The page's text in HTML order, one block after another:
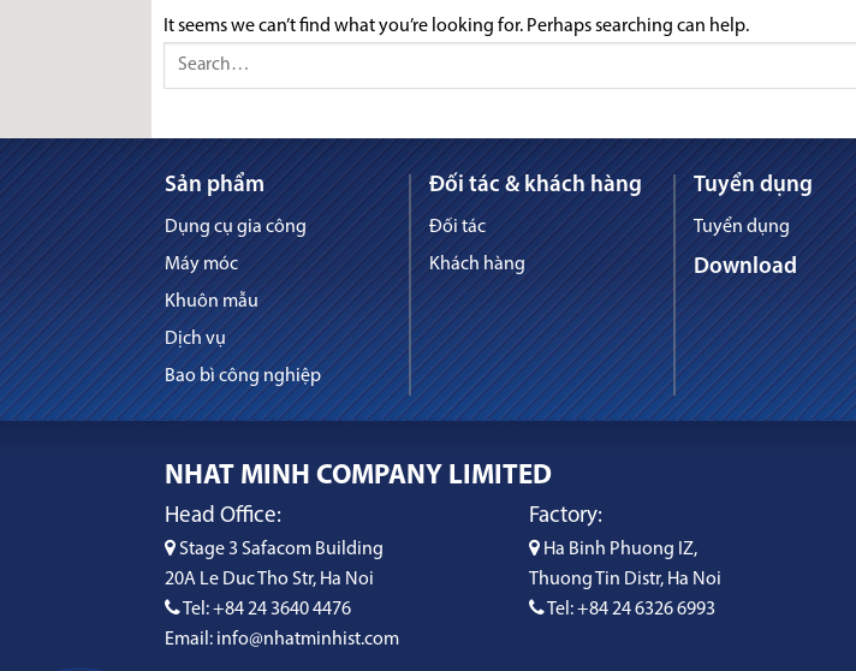
It seems we can’t find what you’re looking for. Perhaps searching can help.
Sản phẩm
Dụng cụ gia công
Máy móc
Khuôn mẫu
Dịch vụ
Bao bì công nghiệp
Đối tác & khách hàng
Đối tác
Khách hàng
Tuyển dụng
Tuyển dụng
Download
NHAT MINH COMPANY LIMITED
Head Office:
Stage 3 Safacom Building
20A Le Duc Tho Str, Ha Noi
Tel: +84 24 3640 4476
Email: info@nhatminhist.com
Factory:
Ha Binh Phuong IZ,
Thuong Tin Distr, Ha Noi
Tel: +84 24 6326 6993